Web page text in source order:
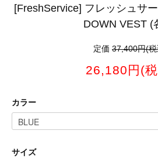
[FreshService] フレッシュサ
DOWN VEST (
定価 37,400円(
26,180円(
カラー
サイズ